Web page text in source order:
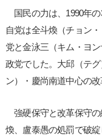
国民の力は、1990年
自党は全斗煥（チョン
党と金泳三（キム・ヨ
政党でした。大邱（テ
ン）・慶尚南道中心の改
強硬保守と改革保守の
煥、盧泰愚の処罰で破